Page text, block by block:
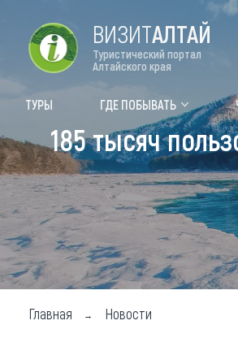
Форум VISIT ALTAI
Туры
ВИЗИТАЛТАЙ
Туристический портал
Алтайского края
ТУРЫ ГДЕ ПОБЫВАТЬ
185 тысяч
Главная Новости